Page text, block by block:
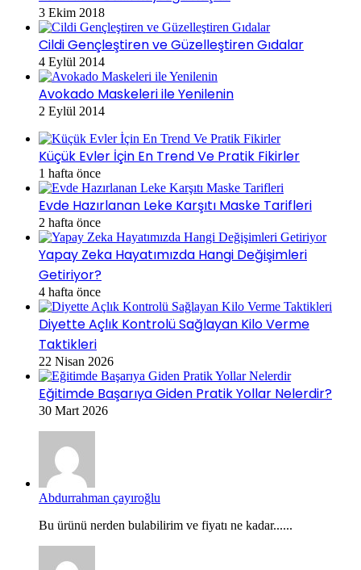
3 Ekim 2018
Cildi Gençleştiren ve Güzelleştiren Gıdalar
4 Eylül 2014
Avokado Maskeleri ile Yenilenin
2 Eylül 2014
Küçük Evler İçin En Trend Ve Pratik Fikirler
1 hafta önce
Evde Hazırlanan Leke Karşıtı Maske Tarifleri
2 hafta önce
Yapay Zeka Hayatımızda Hangi Değişimleri
Getiriyor?
4 hafta önce
Diyette Açlık Kontrolü Sağlayan Kilo Verme
Taktikleri
22 Nisan 2026
Eğitimde Başarıya Giden Pratik Yollar Nelerdir?
30 Mart 2026
Abdurrahman çayıroğlu
Bu ürünü nerden bulabilirim ve fiyatı ne kadar......